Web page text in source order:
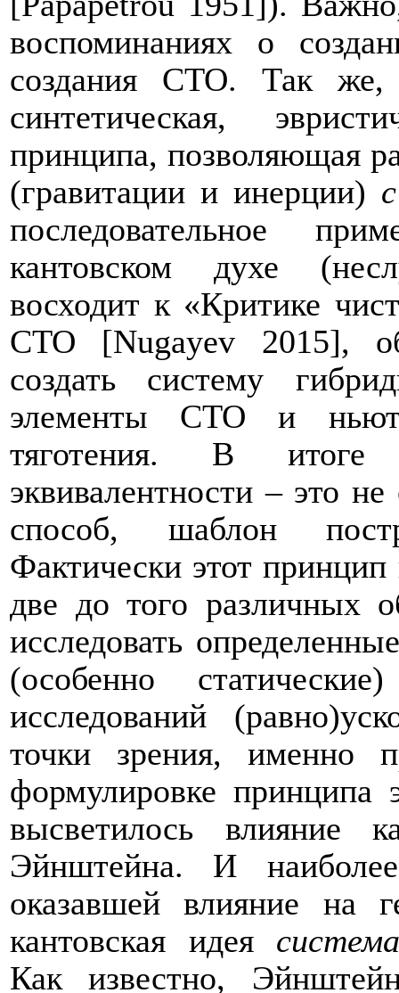
воспоминаниях о
создания СТО. Так же,
синтетическая,
принципа, позволяющая
(гравитации и инерции)
последовательное
кантовском духе
восходит к «Критике
СТО [Nugayev 2015],
создать систему
элементы СТО и
тяготения. В
эквивалентности – это
способ, шаблон
Фактически этот
две до того различных
исследовать
(особенно
исследований
точки зрения, именно
формулировке принципа
высветилось влияние
Эйнштейна. И
оказавшей влияние
кантовская идея
Как известно,